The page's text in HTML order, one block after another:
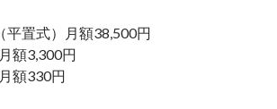
式）月額38,500円
額3,300円
330円